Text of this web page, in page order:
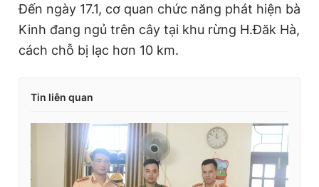
Đến ngày 17.1, cơ quan chức năng phát hiện bà
Kinh đang ngủ trên cây tại khu rừng H.Đăk Hà,
cách chỗ bị lạc hơn 10 km.
Tin liên quan